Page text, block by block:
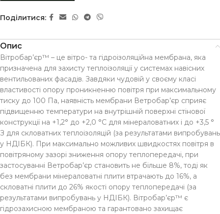
Поділитися:
Опис
Вітробар’єр™ – це вітро- та гідроізоляційна мембрана, яка
призначена для захисту теплоізоляції у системах навісних
вентильованих фасадів. Завдяки чудовій у своєму класі
властивості опору проникненню повітря при максимальному
тиску до 100 Па, наявність мембрани Ветробар’єр сприяє
підвищенню температури на внутрішній поверхні стінової
конструкції на +1,2° до +2,0 °С для мінераловатних і до +3,5 °
З для скловатних теплоізоляцій (за результатами випробувань
у НДІБК). При максимально можливих швидкостях повітря в
повітряному зазорі зниження опору теплопередачі, при
застосуванні Ветробар’єр становить не більше 8%, тоді як
без мембрани мінераловатні плити втрачають до 16%, а
скловатні плити до 26% якості опору теплопередачі (за
результатами випробувань у НДІБК). Вітробар’єр™ є
гідрозахисною мембраною та гарантовано захищає